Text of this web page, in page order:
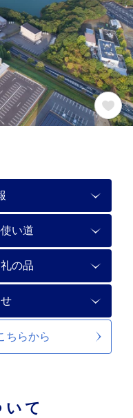
い道
の品
ちらから
て